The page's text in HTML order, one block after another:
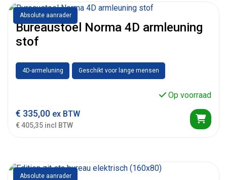
Absolute aanrader
Bureaustoel Norma 4D armleuning
stof
4D-armeluning Geschikt voor lange mensen
Op voorraad
€ 335,00 ex BTW
€ 405,35 incl BTW
Absolute aanrader